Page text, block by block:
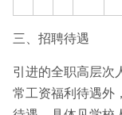
三、招聘待遇
引进的全职高层次
常工资福利待遇外